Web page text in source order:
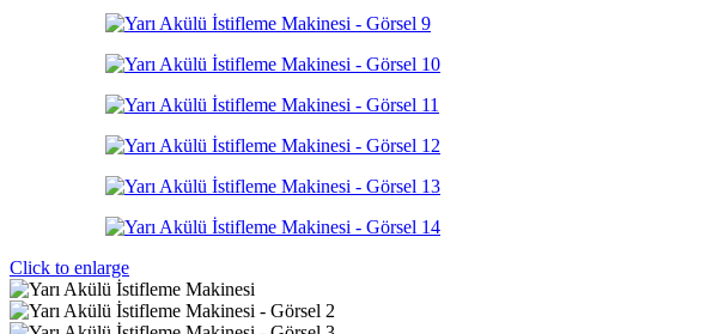
Click to enlarge